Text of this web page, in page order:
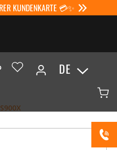
KUNDENKARTE 💳✨
DE